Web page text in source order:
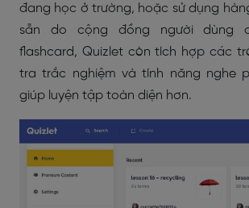
đang học ở trường, hoặc sử dụng
sẵn do cộng đồng người dùng
flashcard, Quizlet còn tích hợp các
tra trắc nghiệm và tính năng nghe
giúp luyện tập toàn diện hơn.